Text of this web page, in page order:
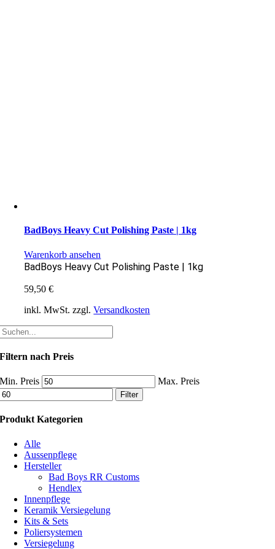
BadBoys Heavy Cut Polishing Paste | 1kg
Warenkorb ansehen
BadBoys Heavy Cut Polishing Paste | 1kg
59,50€
inkl. MwSt. zzgl.Versandkosten
Filtern nach Preis
Min. Preis Max. Preis
Filter
Produkt Kategorien
Alle
Aussenpflege
Hersteller
Bad Boys RR Customs
Hendlex
Innenpflege
Keramik Versiegelung
Kits & Sets
Poliersystemen
Versiegelung